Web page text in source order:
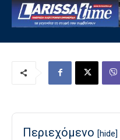
Περιεχόμενο [hide]